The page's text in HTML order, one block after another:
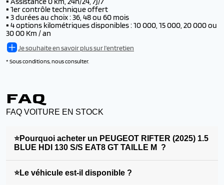
▪️ 1er contrôle technique offert
▪️ 3 durées au choix : 36, 48 ou 60 mois
▪️ 4 options kilométriques disponibles : 10 000, 15 000, 20 000 ou
30 00 Km / an
Je souhaite en savoir plus sur l'entretien
* Sous conditions, nous consulter.
FAQ
FAQ VOITURE EN STOCK
⭐Pourquoi acheter un PEUGEOT RIFTER (2025) 1.5
BLUE HDI 130 S/S EAT8 GT TAILLE M ?
⭐Le véhicule est-il disponible ?